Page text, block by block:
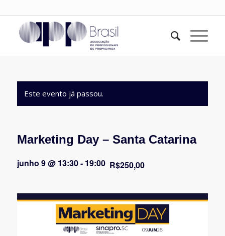
Este evento já passou.
Marketing Day – Santa Catarina
junho 9 @ 13:30- 19:00 R$250,00